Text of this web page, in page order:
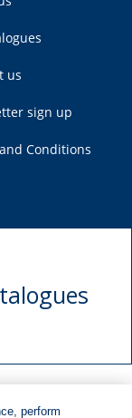
us
sign up
Conditions
perform